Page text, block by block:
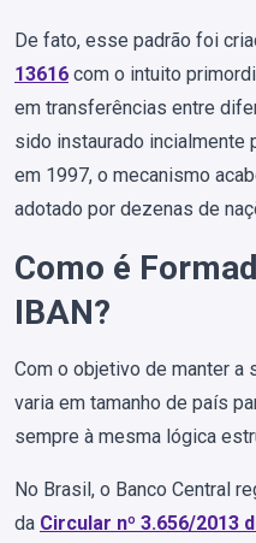
De fato, esse padrão foi
13616 com o intuito
em transferências entre
sido instaurado incialmente
em 1997, o mecanismo
adotado por dezenas de
Como é
IBAN?
Com o objetivo de manter a
varia em tamanho de país
sempre à mesma lógica
No Brasil, o Banco Central
da Circular nº 3.656/2013